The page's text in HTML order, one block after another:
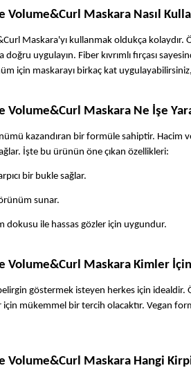
Volume&Curl Maskara Nasıl
Maskara'yı kullanmak oldukça
uygulayın. Fiber kıvrımlı fırçası
için maskarayı birkaç kat
Volume&Curl Maskara Ne İşe
kazandıran bir formüle sahiptir. Hacim
İşte bu ürünün öne çıkan özellikleri:
bir bukle sağlar.
sunar.
dokusu ile hassas gözler için uygundur.
Volume&Curl Maskara Kimler
göstermek isteyen herkes için
için mükemmel bir tercih olacaktır. Vegan
Volume&Curl Maskara Hangi